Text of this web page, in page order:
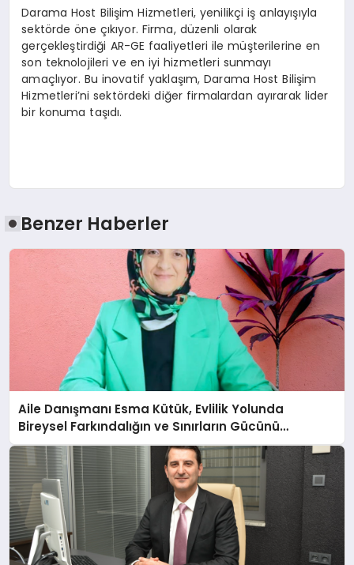
Darama Host Bilişim Hizmetleri, yenilikçi iş anlayışıyla
sektörde öne çıkıyor. Firma, düzenli olarak
gerçekleştirdiği AR-GE faaliyetleri ile müşterilerine en
son teknolojileri ve en iyi hizmetleri sunmayı
amaçlıyor. Bu inovatif yaklaşım, Darama Host Bilişim
Hizmetleri’ni sektördeki diğer firmalardan ayırarak lider
bir konuma taşıdı.
Benzer Haberler
Aile Danışmanı Esma Kütük, Evlilik Yolunda
Bireysel Farkındalığın ve Sınırların Gücünü
Anlatıyor